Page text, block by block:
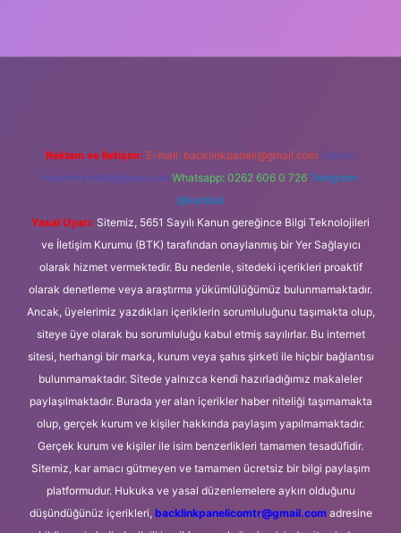
Reklam ve İletişim: E-mail: backlinkpaneli@gmail.com Teams:
forumhizmeti@gmail.com Whatsapp: 0262 606 0 726 Telegram:
@karabul
Yasal Uyarı: Sitemiz, 5651 Sayılı Kanun gereğince Bilgi Teknolojileri
ve İletişim Kurumu (BTK) tarafından onaylanmış bir Yer Sağlayıcı
olarak hizmet vermektedir. Bu nedenle, sitedeki içerikleri proaktif
olarak denetleme veya araştırma yükümlülüğümüz bulunmamaktadır.
Ancak, üyelerimiz yazdıkları içeriklerin sorumluluğunu taşımakta olup,
siteye üye olarak bu sorumluluğu kabul etmiş sayılırlar. Bu internet
sitesi, herhangi bir marka, kurum veya şahıs şirketi ile hiçbir bağlantısı
bulunmamaktadır. Sitede yalnızca kendi hazırladığımız makaleler
paylaşılmaktadır. Burada yer alan içerikler haber niteliği taşımamakta
olup, gerçek kurum ve kişiler hakkında paylaşım yapılmamaktadır.
Gerçek kurum ve kişiler ile isim benzerlikleri tamamen tesadüfidir.
Sitemiz, kar amacı gütmeyen ve tamamen ücretsiz bir bilgi paylaşım
platformudur. Hukuka ve yasal düzenlemelere aykırı olduğunu
düşündüğünüz içerikleri, backlinkpanelicomtr@gmail.comadresine